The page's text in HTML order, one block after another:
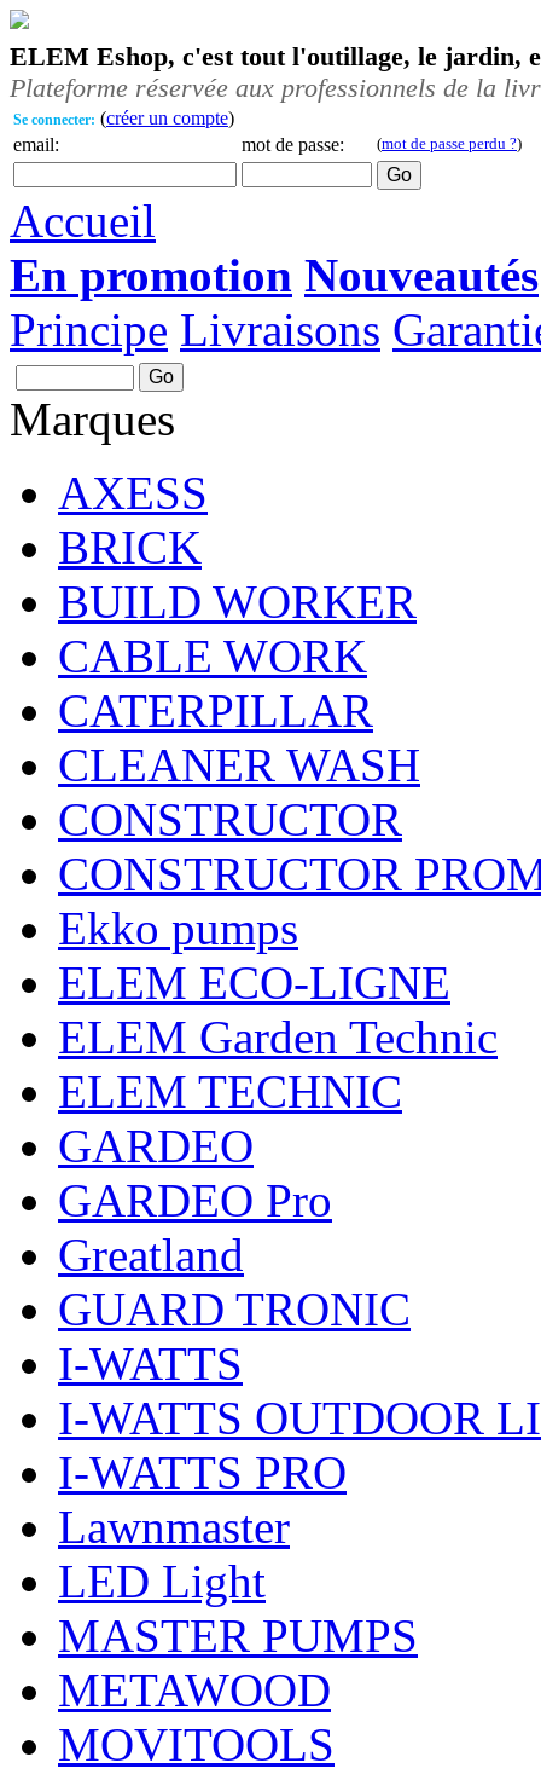
ELEM Eshop, c'est tout l'outillage, le jardin,
Plateforme réservée aux professionnels de la
Se connecter: (créer un compte)
email:
mot de passe: (mot de passe perdu ?)
Accueil
En promotion Nouveautés
Principe Livraisons
Marques
AXESS
BRICK
BUILD WORKER
CABLE WORK
CATERPILLAR
CLEANER WASH
CONSTRUCTOR
CONSTRUCTOR
Ekko pumps
ELEM ECO-LIGNE
ELEM Garden Technic
ELEM TECHNIC
GARDEO
GARDEO Pro
Greatland
GUARD TRONIC
I-WATTS
I-WATTS OUTDOOR
I-WATTS PRO
Lawnmaster
LED Light
MASTER PUMPS
METAWOOD
MOVITOOLS